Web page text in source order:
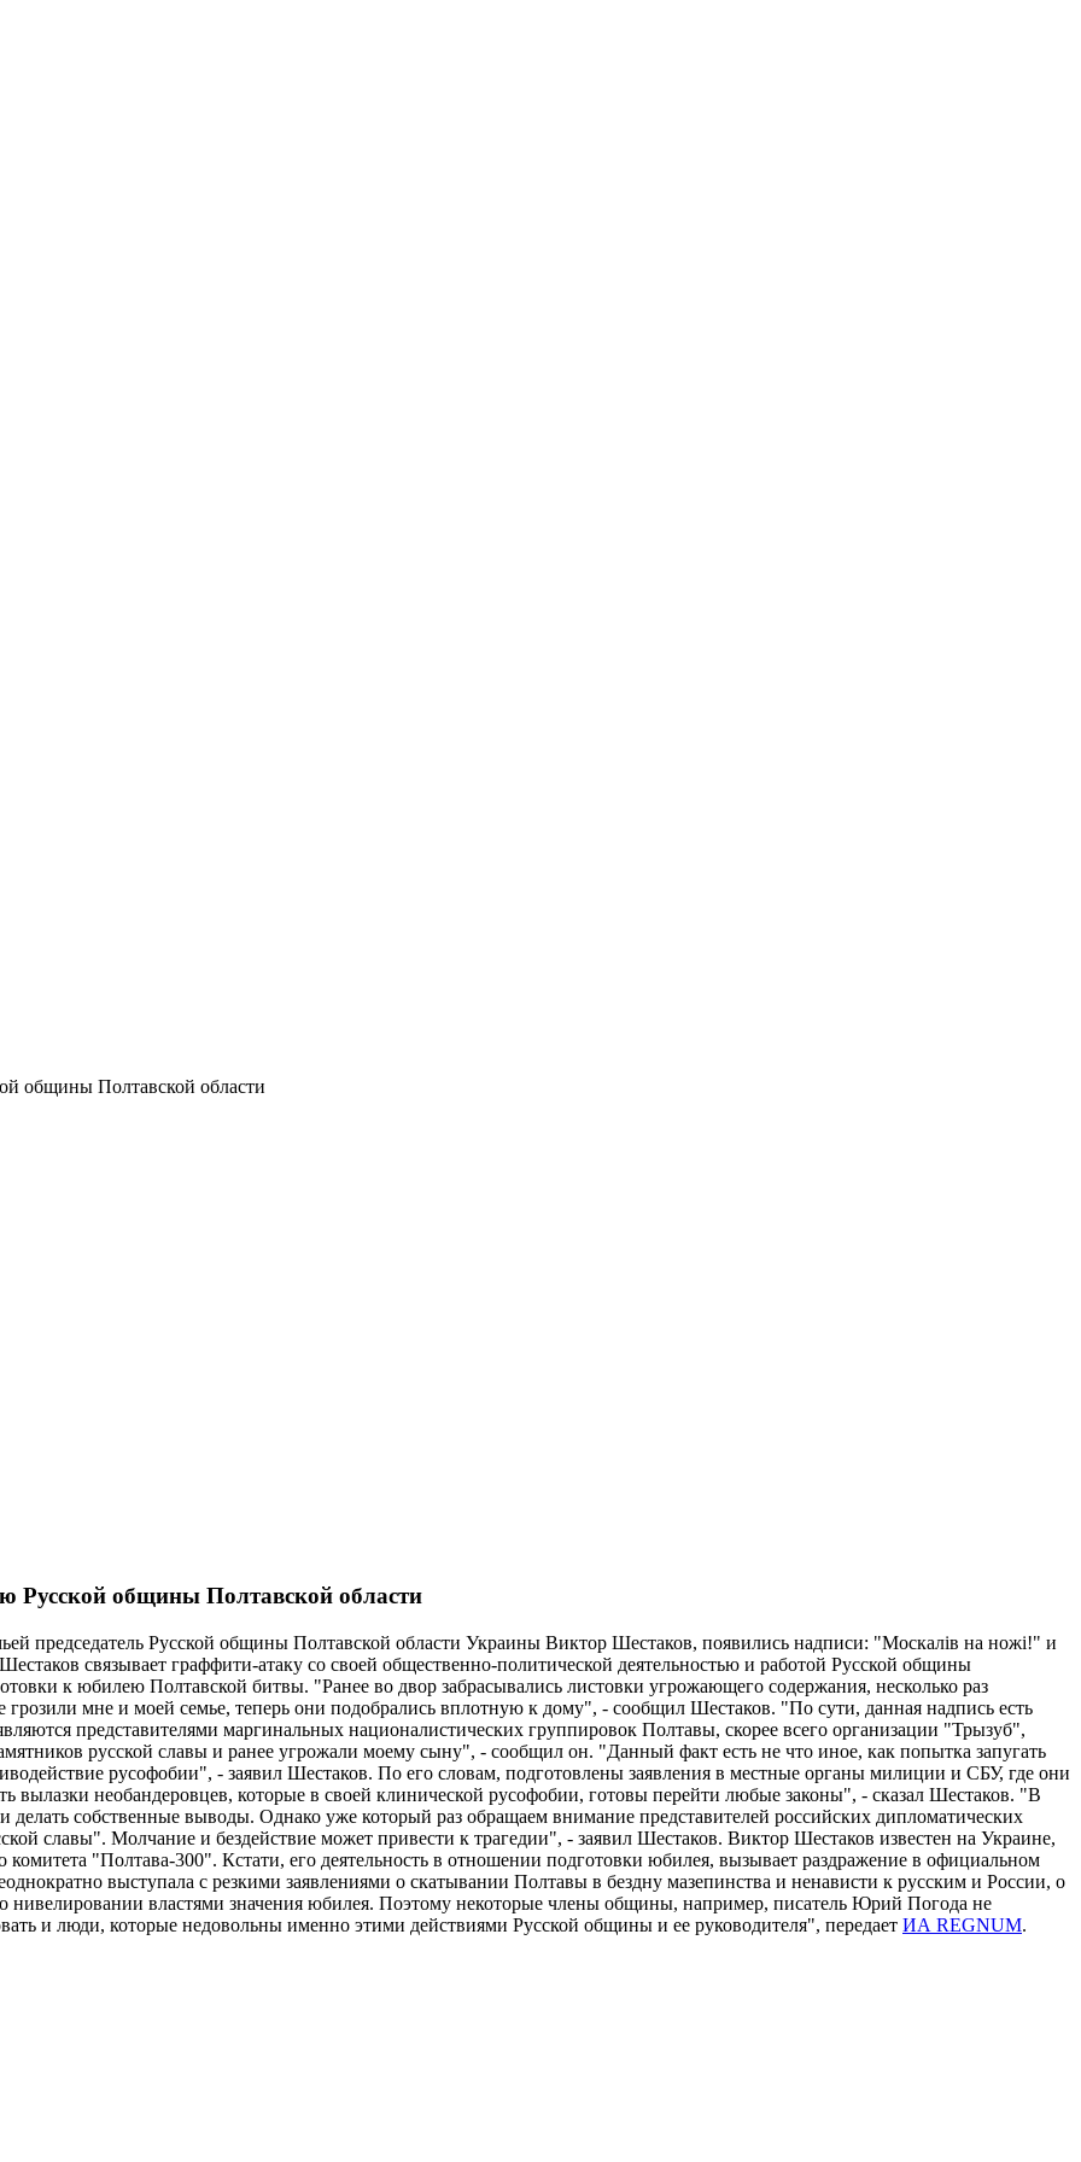
общины Полтавской области
Русской общины Полтавской области
председатель Русской общины Полтавской области Украины Виктор Шестаков, появились надписи: "Москалів на ножі!" и
связывает граффити-атаку со своей общественно-политической деятельностью и работой Русской общины
к юбилею Полтавской битвы. "Ранее во двор забрасывались листовки угрожающего содержания, несколько раз
грозили мне и моей семье, теперь они подобрались вплотную к дому", - сообщил Шестаков. "По сути, данная надпись есть
представителями маргинальных националистических группировок Полтавы, скорее всего организации "Трызуб",
русской славы и ранее угрожали моему сыну", - сообщил он. "Данный факт есть не что иное, как попытка запугать
русофобии", - заявил Шестаков. По его словам, подготовлены заявления в местные органы милиции и СБУ, где они
вылазки необандеровцев, которые в своей клинической русофобии, готовы перейти любые законы", - сказал Шестаков. "В
делать собственные выводы. Однако уже который раз обращаем внимание представителей российских дипломатических
славы". Молчание и бездействие может привести к трагедии", - заявил Шестаков. Виктор Шестаков известен на Украине,
комитета "Полтава-300". Кстати, его деятельность в отношении подготовки юбилея, вызывает раздражение в официальном
выступала с резкими заявлениями о скатывании Полтавы в бездну мазепинства и ненависти к русским и России, о
нивелировании властями значения юбилея. Поэтому некоторые члены общины, например, писатель Юрий Погода не
и люди, которые недовольны именно этими действиями Русской общины и ее руководителя", передает ИА REGNUM.